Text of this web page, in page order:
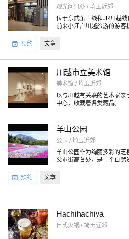
观光问讯处 / 埼玉近郊
位于东武东上线和JR川越
前来小江户川越旅游的游客
预约 文章
川越市立美术馆
美术馆 / 埼玉近郊
以与川越有关联的艺术家亲
中心，收藏着各类藏品。
羊山公园
公园 / 埼玉近郊
羊山公园作为绚丽多彩的芝
父市街高台处，是一个自然
预约 文章
Hachihachiya
日式火锅 / 埼玉近郊